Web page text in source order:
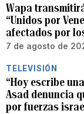
Wapa
“Unidos por
afectados por
7 de agosto de
TELEVISIÓN
“Hoy escribe
Asad denuncia
por fuerzas